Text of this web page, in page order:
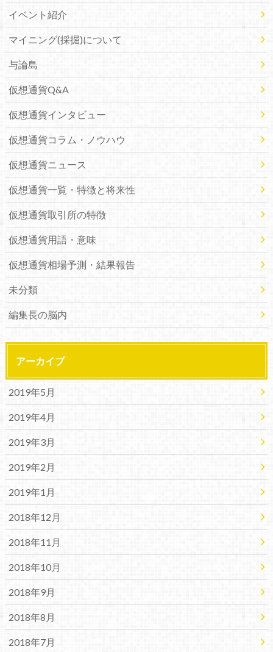
イベント紹介
マイニング(採掘)について
与論島
仮想通貨Q&A
仮想通貨インタビュー
仮想通貨コラム・ノウハウ
仮想通貨ニュース
仮想通貨一覧・特徴と将来性
仮想通貨取引所の特徴
仮想通貨用語・意味
仮想通貨相場予測・結果報告
未分類
編集長の脳内
アーカイブ
2019年5月
2019年4月
2019年3月
2019年2月
2019年1月
2018年12月
2018年11月
2018年10月
2018年9月
2018年8月
2018年7月